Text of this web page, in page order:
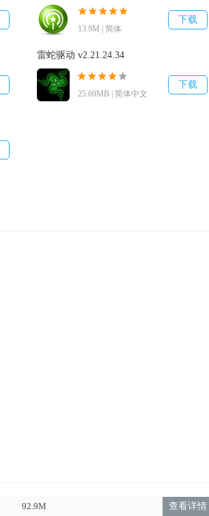
13.9M | 简体
下载
雷蛇驱动 v2.21.24.34
25.69MB | 简体中文
下载
92.9M 查看详情